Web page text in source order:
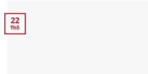
22
Th5